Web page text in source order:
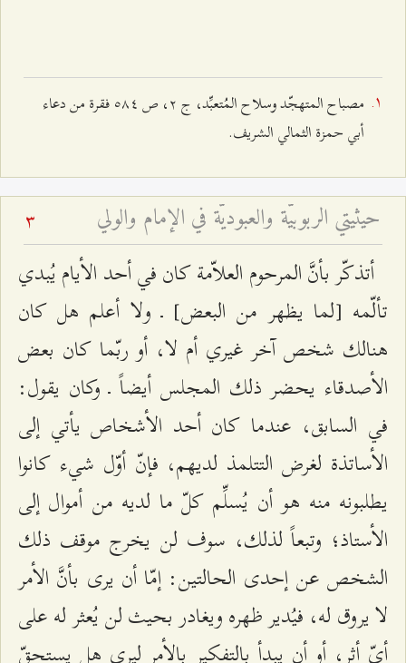
مصباح المتهجّد وسلاح المُتعبِّد، ج ٢، ص ٥۸٤ فقرة من دعاء
أبي حمزة الثمالي الشريف.
حيثيتي الربوبيّة والعبوديّة في الإمام والولي 3
أتذكّر بأنَّ المرحوم العلاّمة كان في أحد الأيام يُبدي
تألّمه [لما يظهر من البعض] ـ ولا أعلم هل كان
هنالك شخص آخر غيري أم لا، أو ربّما كان بعض
الأصدقاء يحضر ذلك المجلس أيضاً ـ وكان يقول:
في السابق، عندما كان أحد الأشخاص يأتي إلى
الأساتذة لغرض التتلمذ لديهم، فإنّ أوّل شيء كانوا
يطلبونه منه هو أن يُسلِّم كلّ ما لديه من أموال إلى
الأستاذ؛ وتبعاً لذلك، سوف لن يخرج موقف ذلك
الشخص عن إحدى الحالتين: إمّا أن يرى بأنَّ الأمر
لا يروق له، فيُدير ظهره ويغادر بحيث لن يُعثر له على
أيّ أثر، أو أن يبدأ بالتفكير بالأمر ليرى هل يستحقّ